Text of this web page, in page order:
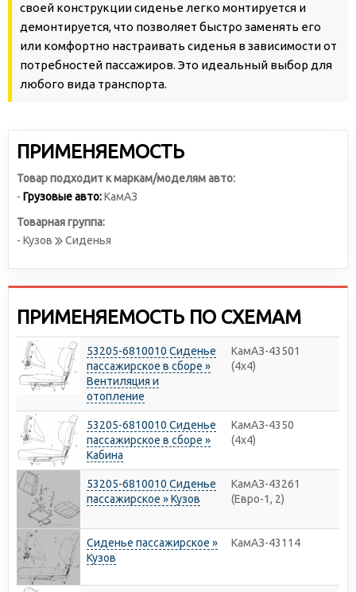
своей конструкции сиденье легко монтируется и
демонтируется, что позволяет быстро заменять его
или комфортно настраивать сиденья в зависимости от
потребностей пассажиров. Это идеальный выбор для
любого вида транспорта.
ПРИМЕНЯЕМОСТЬ
Товар подходит к маркам/моделям авто:
- Грузовые авто:КамАЗ
Товарная группа:
- Кузов
Сиденья
ПРИМЕНЯЕМОСТЬ ПО СХЕМАМ
53205-6810010 Сиденье
пассажирское в сборе »
Вентиляция и
отопление
КамАЗ-43501
(4х4)
53205-6810010 Сиденье
пассажирское в сборе »
Кабина
КамАЗ-4350
(4х4)
53205-6810010 Сиденье
пассажирское » Кузов
КамАЗ-43261
(Евро-1, 2)
Сиденье пассажирское »
Кузов
КамАЗ-43114